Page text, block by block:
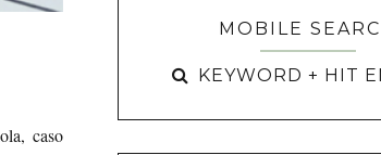
caso
MOBILE